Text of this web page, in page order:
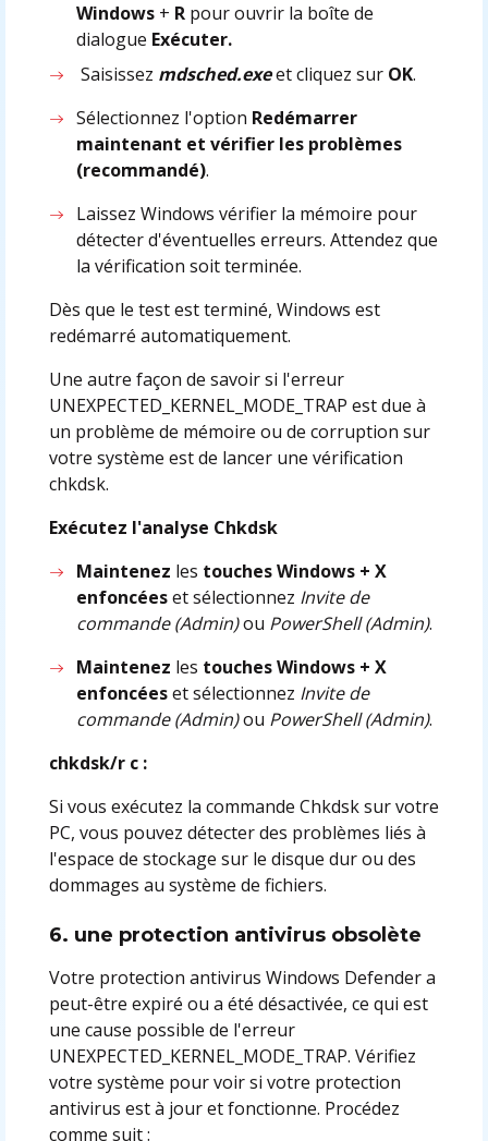
Windows + R pour ouvrir la boîte de
dialogue Exécuter.
Saisissez mdsched.exeet cliquez sur OK.
Sélectionnez l'option Redémarrer
maintenant et vérifier les problèmes
(recommandé).
Laissez Windows vérifier la mémoire pour
détecter d'éventuelles erreurs. Attendez que
la vérification soit terminée.
Dès que le test est terminé, Windows est
redémarré automatiquement.
Une autre façon de savoir si l'erreur
UNEXPECTED_KERNEL_MODE_TRAP est due à
un problème de mémoire ou de corruption sur
votre système est de lancer une vérification
chkdsk.
Exécutez l'analyse Chkdsk
Maintenez les touches Windows + X
enfoncéeset sélectionnez Invite de
commande (Admin)ou PowerShell (Admin).
Maintenez les touches Windows + X
enfoncéeset sélectionnez Invite de
commande (Admin)ou PowerShell (Admin).
chkdsk/r c :
Si vous exécutez la commande Chkdsk sur votre
PC, vous pouvez détecter des problèmes liés à
l'espace de stockage sur le disque dur ou des
dommages au système de fichiers.
6. une protection antivirus obsolète
Votre protection antivirus Windows Defender a
peut-être expiré ou a été désactivée, ce qui est
une cause possible de l'erreur
UNEXPECTED_KERNEL_MODE_TRAP. Vérifiez
votre système pour voir si votre protection
antivirus est à jour et fonctionne. Procédez
comme suit :